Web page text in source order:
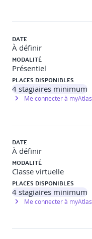
DATE
À définir
MODALITÉ
Présentiel
PLACES DISPONIBLES
4 stagiaires minimum
Me connecter à myAtlas
DATE
À définir
MODALITÉ
Classe virtuelle
PLACES DISPONIBLES
4 stagiaires minimum
Me connecter à myAtlas